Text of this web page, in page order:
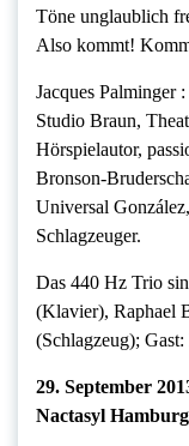
Töne unglaublich
Also kommt!
Jacques Palminger
Studio Braun,
Hörspielautor,
Bronson-
Universal
Schlagzeuger.
Das 440 Hz Trio
(Klavier), Raphael
(Schlagzeug);
29. September
Nactasyl Hamburg